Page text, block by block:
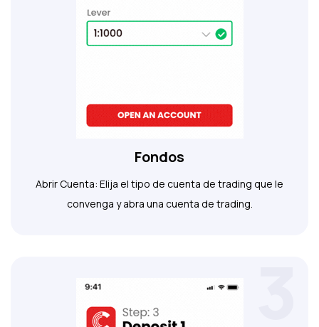
Fondos
Abrir Cuenta: Elija el tipo de cuenta de trading que le
convenga y abra una cuenta de trading.